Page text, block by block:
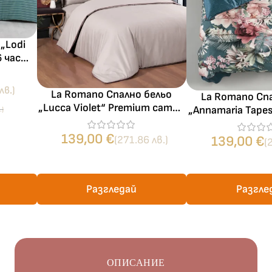
La Romano Спално бельо
„Lucca Violet“ Premium сатин
– 100% памук – 6 части – за
спалня
139,00 €(271.86 лв.)
Разгледай
La Romano
„Annamaria
сатен –
части –
139,00 €
ОПИСАНИЕ